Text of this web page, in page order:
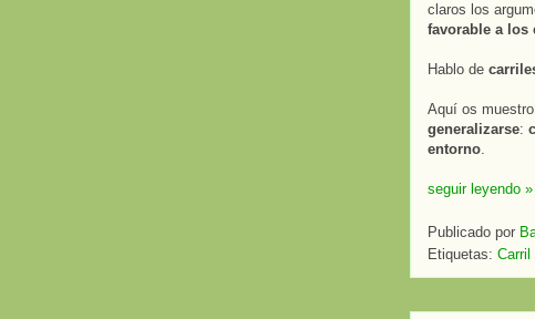
claros los
favorable a los
Hablo de
Aquí os
generalizarse:
entorno.
seguir leyendo »
Publicado por
Etiquetas: Carril